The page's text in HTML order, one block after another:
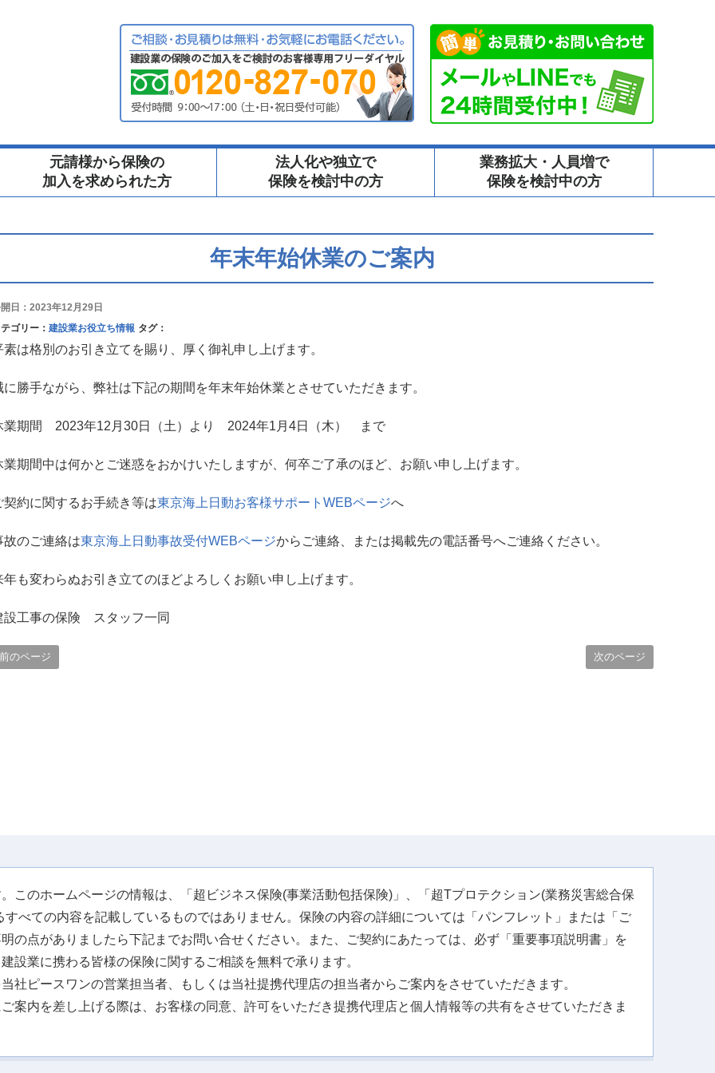
元請様から保険の
加入を求められた方
法人化や独立で
保険を検討中の方
業務拡大・人員増で
保険を検討中の方
年末年始休業のご案内
日：2023年12月29日
ゴリー： 建設業お役立ち情報 タグ：
素は格別のお引き立てを賜り、厚く御礼申し上げます。
に勝手ながら、弊社は下記の期間を年末年始休業とさせていただきます。
業期間 2023年12月30日（土）より 2024年1月4日（木） まで
業期間中は何かとご迷惑をおかけいたしますが、何卒ご了承のほど、お願い申し上げます。
契約に関するお手続き等は東京海上日動お客様サポートWEBページへ
故のご連絡は東京海上日動事故受付WEBページからご連絡、または掲載先の電話番号へご連絡ください。
年も変わらぬお引き立てのほどよろしくお願い申し上げます。
設工事の保険 スタッフ一同
前のページ 次のページ
このホームページの情報は、「超ビジネス保険(事業活動包括保険)」、「超Tプロテクション(業務災害総合保
べての内容を記載しているものではありません。保険の内容の詳細については「パンフレット」または「ご
の点がありましたら下記までお問い合せください。また、ご契約にあたっては、必ず「重要事項説明書」を
設業に携わる皆様の保険に関するご相談を無料で承ります。
社ピースワンの営業担当者、もしくは当社提携代理店の担当者からご案内をさせていただきます。
案内を差し上げる際は、お客様の同意、許可をいただき提携代理店と個人情報等の共有をさせていただきま